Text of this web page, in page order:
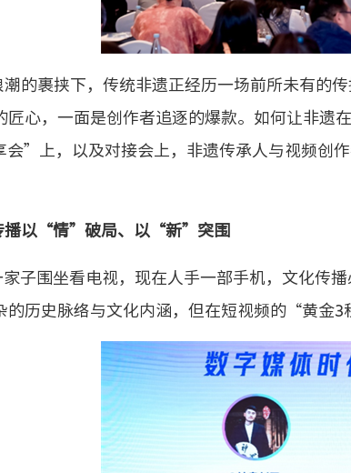
潮的裹挟下，传统非遗正经历一场前所未有的
匠心，一面是创作者追逐的爆款。如何让非遗
会”上，以及对接会上，非遗传承人与视频创
播以“情”破局、以“新”突围
家子围坐看电视，现在人手一部手机，文化传
的历史脉络与文化内涵，但在短视频的“黄金3